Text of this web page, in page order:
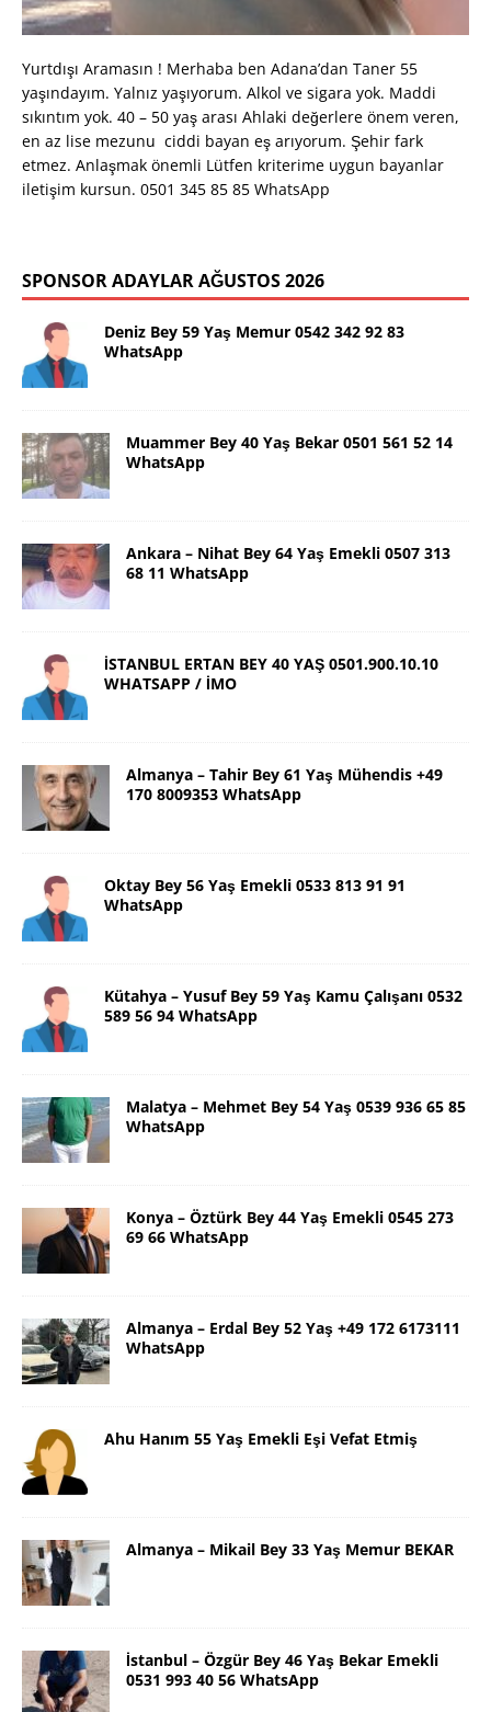
Yurtdışı Aramasın ! Merhaba ben Adana’dan Taner 55
yaşındayım. Yalnız yaşıyorum. Alkol ve sigara yok. Maddi
sıkıntım yok. 40 – 50 yaş arası Ahlaki değerlere önem veren,
en az lise mezunu ciddi bayan eş arıyorum. Şehir fark
etmez. Anlaşmak önemli Lütfen kriterime uygun bayanlar
iletişim kursun. 0501 345 85 85 WhatsApp
SPONSOR ADAYLAR AĞUSTOS 2026
Deniz Bey 59 Yaş Memur 0542 342 92 83
WhatsApp
Muammer Bey 40 Yaş Bekar 0501 561 52 14
WhatsApp
Ankara – Nihat Bey 64 Yaş Emekli 0507 313
68 11 WhatsApp
İSTANBUL ERTAN BEY 40 YAŞ 0501.900.10.10
WHATSAPP / İMO
Almanya – Tahir Bey 61 Yaş Mühendis +49
170 8009353 WhatsApp
Oktay Bey 56 Yaş Emekli 0533 813 91 91
WhatsApp
Kütahya – Yusuf Bey 59 Yaş Kamu Çalışanı 0532
589 56 94 WhatsApp
Malatya – Mehmet Bey 54 Yaş 0539 936 65 85
WhatsApp
Konya – Öztürk Bey 44 Yaş Emekli 0545 273
69 66 WhatsApp
Almanya – Erdal Bey 52 Yaş +49 172 6173111
WhatsApp
Ahu Hanım 55 Yaş Emekli Eşi Vefat Etmiş
Almanya – Mikail Bey 33 Yaş Memur BEKAR
İstanbul – Özgür Bey 46 Yaş Bekar Emekli
0531 993 40 56 WhatsApp